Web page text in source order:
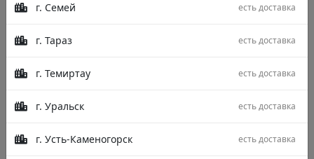
г. Семей есть доставка
г. Тараз есть доставка
г. Темиртау есть доставка
г. Уральск есть доставка
г. Усть-Каменогорск есть доставка
Описание Характеристики
Скатерть прямоугольной формы с рисунком из
позволяют использовать изделие ежедневно в